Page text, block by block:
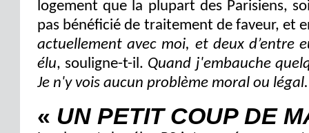
logement que la plupart des Parisiens,
pas bénéficié de traitement de faveur, et
actuellement avec moi, et deux d’entre
élu, souligne-t-il. Quand j'embauche
Je n'y vois aucun problème moral ou légal.
« UN PETIT COUP DE